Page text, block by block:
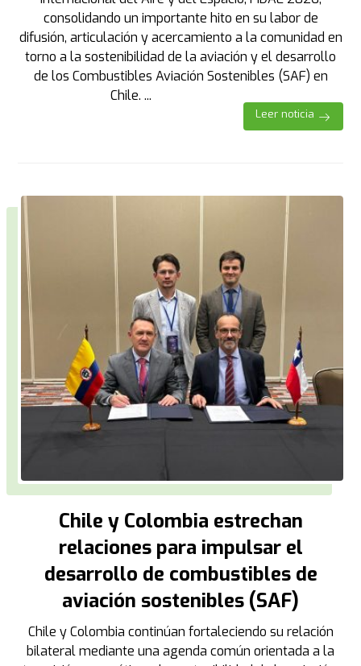
consolidando un importante hito en su labor de
difusión, articulación y acercamiento a la comunidad en
torno a la sostenibilidad de la aviación y el desarrollo
de los Combustibles Aviación Sostenibles (SAF) en
Chile. ...
Leer noticia
Chile y Colombia estrechan
relaciones para impulsar el
desarrollo de combustibles de
aviación sostenibles (SAF)
Chile y Colombia continúan fortaleciendo su relación
bilateral mediante una agenda común orientada a la